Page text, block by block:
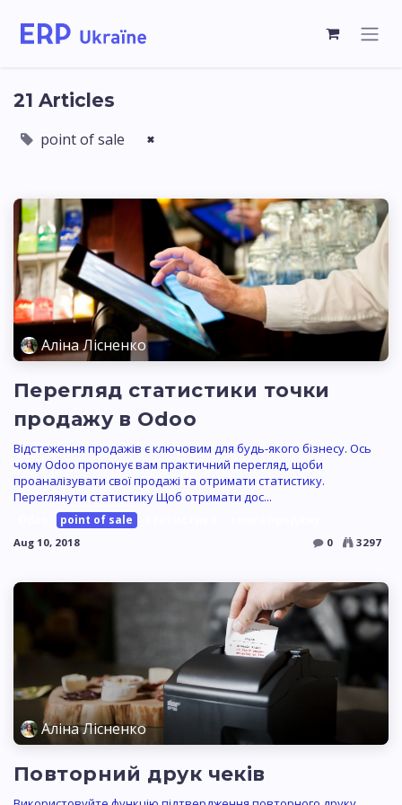
21 Articles
point of sale ×
Аліна Лісненко
Перегляд статистики точки
продажу в Odoo
Відстеження продажів є ключовим для будь-якого бізнесу. Ось
чому Odoo пропонує вам практичний перегляд, щоби
проаналізувати свої продажі та отримати статистику.
Переглянути статистику Щоб отримати дос...
point of sale
Aug 10, 2018 0 3297
Аліна Лісненко
Повторний друк чеків